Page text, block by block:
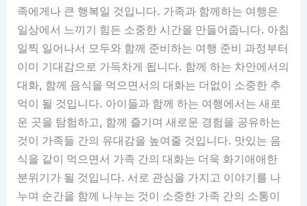
족에게나 큰 행복일 것입니다. 가족과 함께하는 여행은
일상에서 느끼기 힘든 소중한 시간을 만들어줍니다. 아침
일찍 일어나서 모두와 함께 준비하는 여행 준비 과정부터
이미 기대감으로 가득차게 됩니다. 함께 하는 차안에서의
대화, 함께 음식을 먹으면서의 대화는 더없이 소중한 추
억이 될 것입니다. 아이들과 함께 하는 여행에서는 새로
운 곳을 탐험하고, 함께 즐기며 새로운 경험을 공유하는
것이 가족들 간의 유대감을 높여줄 것입니다. 맛있는 음
식을 같이 먹으면서 가족 간의 대화는 더욱 화기애애한
분위기가 될 것입니다. 서로 관심을 가지고 이야기를 나
누며 순간을 함께 나누는 것이 소중한 가족 간의 소통이